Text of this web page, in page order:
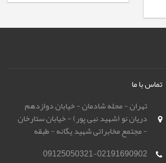
تماس با ما
تهران - محله شادمان - خیابان دوازدهم
دریان نو (شهید نبی پور) - خیابان ستارخان
- مجتمع مخابراتی شهید یگانه - طبقه
(مهرگان)
09125050321-02191690902